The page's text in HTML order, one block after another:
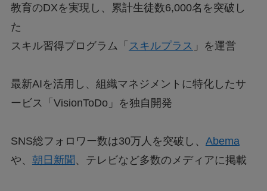
教育のDXを実現し、累計生徒数6,000名を突破し
た
スキル習得プログラム「 スキルプラス 」を運営
最新AIを活用し、組織マネジメントに特化したサ
ービス「VisionToDo」を独自開発
SNS総フォロワー数は30万人を突破し、 Abema
や、 朝日新聞 、テレビなど多数のメディアに掲載